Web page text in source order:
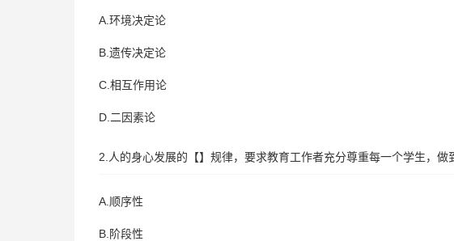
A.环境决定论
B.遗传决定论
C.相互作用论
D.二因素论
2.人的身心发展的【】规律，要求教育工作者充分尊重每一个学生，做
A.顺序性
B.阶段性